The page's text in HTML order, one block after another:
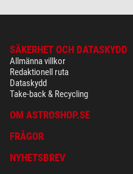
SÄKERHET OCH DATASKYDD
Allmänna villkor
Redaktionell ruta
Dataskydd
Take-back & Recycling
OM ASTROSHOP.SE
FRÅGOR
NYHETSBREV